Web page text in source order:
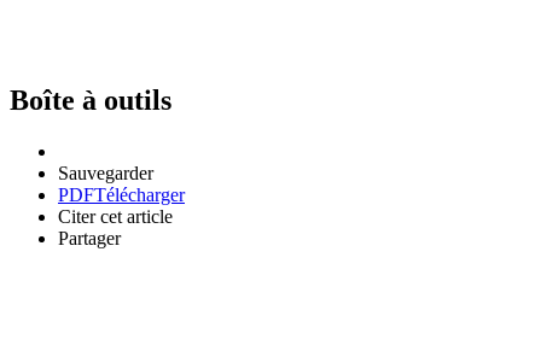
Boîte à outils
Sauvegarder
PDFTélécharger
Citer cet article
Partager